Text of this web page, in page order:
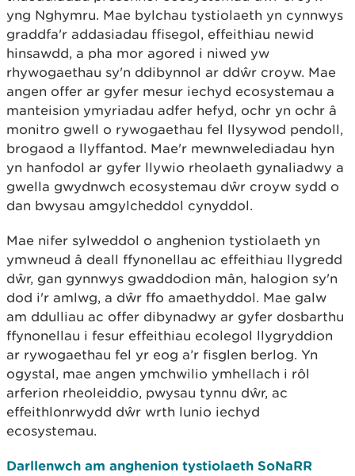
yng Nghymru. Mae bylchau tystiolaeth yn cynnwys
graddfa'r addasiadau ffisegol, effeithiau newid
hinsawdd, a pha mor agored i niwed yw
rhywogaethau sy'n ddibynnol ar ddŵr croyw. Mae
angen offer ar gyfer mesur iechyd ecosystemau a
manteision ymyriadau adfer hefyd, ochr yn ochr â
monitro gwell o rywogaethau fel llysywod pendoll,
brogaod a llyffantod. Mae'r mewnwelediadau hyn
yn hanfodol ar gyfer llywio rheolaeth gynaliadwy a
gwella gwydnwch ecosystemau dŵr croyw sydd o
dan bwysau amgylcheddol cynyddol.
Mae nifer sylweddol o anghenion tystiolaeth yn
ymwneud â deall ffynonellau ac effeithiau llygredd
dŵr, gan gynnwys gwaddodion mân, halogion sy'n
dod i'r amlwg, a dŵr ffo amaethyddol. Mae galw
am ddulliau ac offer dibynadwy ar gyfer dosbarthu
ffynonellau i fesur effeithiau ecolegol llygryddion
ar rywogaethau fel yr eog a’r fisglen berlog. Yn
ogystal, mae angen ymchwilio ymhellach i rôl
arferion rheoleiddio, pwysau tynnu dŵr, ac
effeithlonrwydd dŵr wrth lunio iechyd
ecosystemau.
Darllenwch am anghenion tystiolaeth SoNaRR